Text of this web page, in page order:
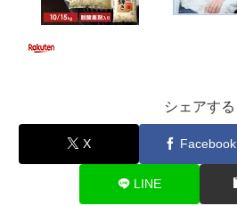
シェアする
X Facebook
LINE